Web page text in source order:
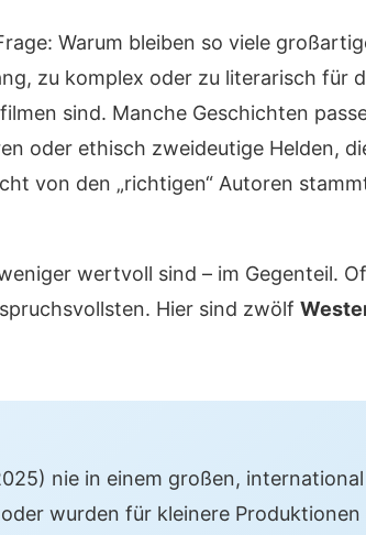
Warum bleiben so viele
zu komplex oder zu literarisch für
sind. Manche Geschichten
oder ethisch zweideutige Helden,
von den „richtigen“ Autoren
wertvoll sind – im Gegenteil.
Hier sind zwölf
nie in einem großen,
wurden für kleinere